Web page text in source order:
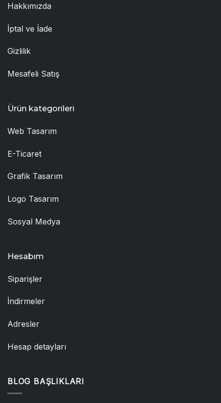
Hakkımızda
İptal ve İade
Gizlilik
Mesafeli Satış
Ürün kategorileri
Web Tasarım
E-Ticaret
Grafik Tasarım
Logo Tasarım
Sosyal Medya
Hesabım
Siparişler
İndirmeler
Adresler
Hesap detayları
BLOG BAŞLIKLARI